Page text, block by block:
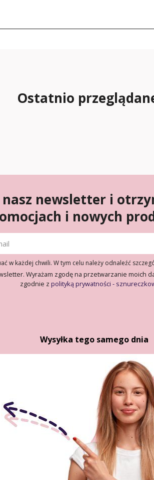
Ostatnio
nasz newsletter i
i nowych
w każdej chwili. W tym celu należy odnaleźć
Wyrażam zgodę na przetwarzanie moich
zgodnie z polityką prywatności -
Wysyłka tego samego dnia